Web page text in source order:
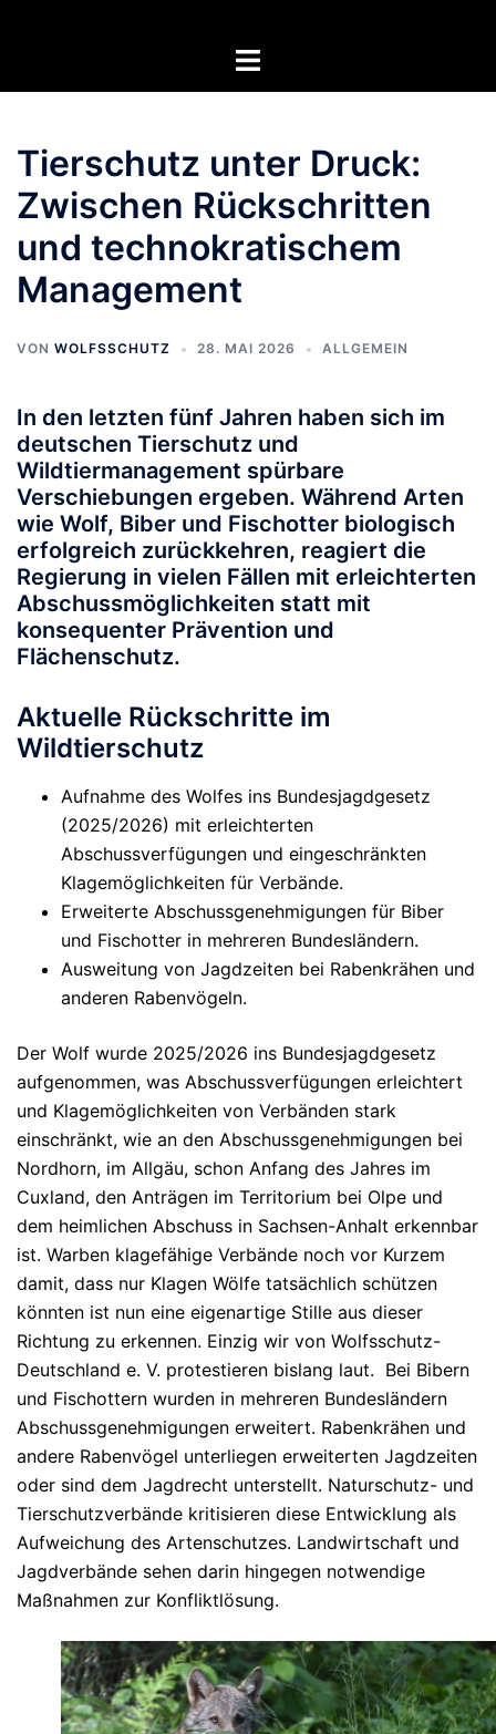
Menü
Tierschutz unter Druck:
Zwischen Rückschritten
und technokratischem
Management
VON WOLFSSCHUTZ 28. MAI 2026 ALLGEMEIN
In den letzten fünf Jahren haben sich im
deutschen Tierschutz und
Wildtiermanagement spürbare
Verschiebungen ergeben. Während Arten
wie Wolf, Biber und Fischotter biologisch
erfolgreich zurückkehren, reagiert die
Regierung in vielen Fällen mit erleichterten
Abschussmöglichkeiten statt mit
konsequenter Prävention und
Flächenschutz.
Aktuelle Rückschritte im
Wildtierschutz
Aufnahme des Wolfes ins Bundesjagdgesetz
(2025/2026) mit erleichterten
Abschussverfügungen und eingeschränkten
Klagemöglichkeiten für Verbände.
Erweiterte Abschussgenehmigungen für Biber
und Fischotter in mehreren Bundesländern.
Ausweitung von Jagdzeiten bei Rabenkrähen und
anderen Rabenvögeln.
Der Wolf wurde 2025/2026 ins Bundesjagdgesetz
aufgenommen, was Abschussverfügungen erleichtert
und Klagemöglichkeiten von Verbänden stark
einschränkt, wie an den Abschussgenehmigungen bei
Nordhorn, im Allgäu, schon Anfang des Jahres im
Cuxland, den Anträgen im Territorium bei Olpe und
dem heimlichen Abschuss in Sachsen-Anhalt erkennbar
ist. Warben klagefähige Verbände noch vor Kurzem
damit, dass nur Klagen Wölfe tatsächlich schützen
könnten ist nun eine eigenartige Stille aus dieser
Richtung zu erkennen. Einzig wir von Wolfsschutz-
Deutschland e. V. protestieren bislang laut. Bei Bibern
und Fischottern wurden in mehreren Bundesländern
Abschussgenehmigungen erweitert. Rabenkrähen und
andere Rabenvögel unterliegen erweiterten Jagdzeiten
oder sind dem Jagdrecht unterstellt. Naturschutz- und
Tierschutzverbände kritisieren diese Entwicklung als
Aufweichung des Artenschutzes. Landwirtschaft und
Jagdverbände sehen darin hingegen notwendige
Maßnahmen zur Konfliktlösung.